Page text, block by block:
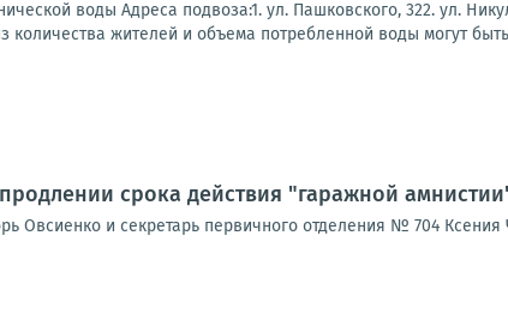
воды Адреса подвоза:1. ул. Пашковского, 322. ул.
количества жителей и объема потребленной воды могут
срока действия "гаражной
Овсиенко и секретарь первичного отделения № 704